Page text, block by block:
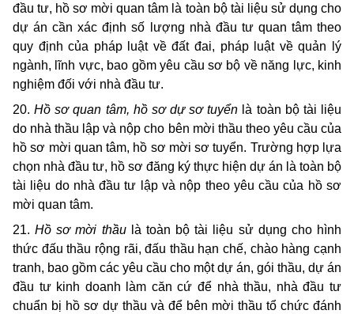
đầu tư, hồ sơ mời quan tâm là toàn bộ tài liệu sử dụng cho
dự án cần xác định số lượng nhà đầu tư quan tâm theo
quy định của pháp luật về đất đai, pháp luật về quản lý
ngành, lĩnh vực, bao gồm yêu cầu sơ bộ về năng lực, kinh
nghiệm đối với nhà đầu tư.
20. Hồ sơ quan tâm, hồ sơ dự sơ tuyển là toàn bộ tài liệu
do nhà thầu lập và nộp cho bên mời thầu theo yêu cầu của
hồ sơ mời quan tâm, hồ sơ mời sơ tuyển. Trường hợp lựa
chọn nhà đầu tư, hồ sơ đăng ký thực hiện dự án là toàn bộ
tài liệu do nhà đầu tư lập và nộp theo yêu cầu của hồ sơ
mời quan tâm.
21. Hồ sơ mời thầulà toàn bộ tài liệu sử dụng cho hình
thức đấu thầu rộng rãi, đấu thầu hạn chế, chào hàng cạnh
tranh, bao gồm các yêu cầu cho một dự án, gói thầu, dự án
đầu tư kinh doanh làm căn cứ để nhà thầu, nhà đầu tư
chuẩn bị hồ sơ dự thầu và để bên mời thầu tổ chức đánh